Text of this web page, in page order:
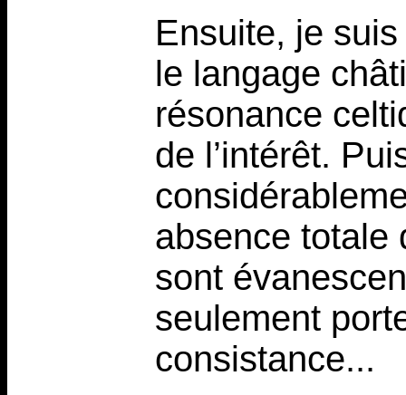
Ensuite, je
le langage
résonance
de l’intérêt.
absence totale
sont
seulement
consistance...